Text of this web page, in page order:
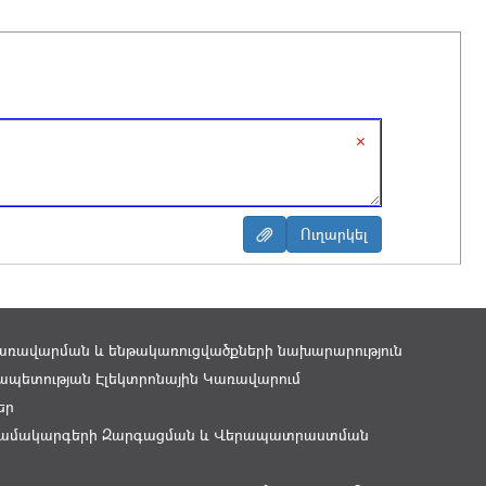
×
և ենթակառուցվածքների նախարարություն
Էլեկտրոնային Կառավարում
Զարգացման և Վերապատրաստման